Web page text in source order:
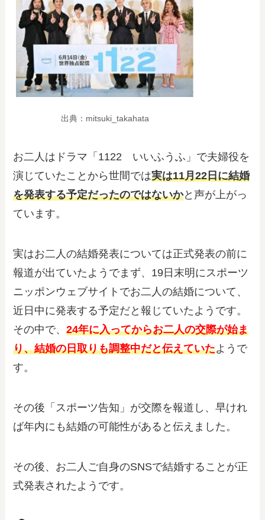
出典：mitsuki_takahata
お二人はドラマ「1122 いいふうふ」で夫婦役を
演じていたことから世間では実は11月22日に結婚
を発表する予定だったのではないかと声が上がっ
ています。
実はお二人の結婚発表については正式発表の前に
報道が出ていたようでまず、19日末明にスポーツ
ニッポンウェブサイトでお二人の結婚について、
近日中に発表する予定だと報じていたようです。
その中で、24年に入ってからお二人の交際が始ま
り、結婚の日取りも調整中だと伝えていたようで
す。
その後「スポーツ告知」が交際を報道し、早けれ
ば年内にも結婚の可能性があると伝えました。
その後、お二人ご自身のSNSで結婚することが正
式発表されたようです。